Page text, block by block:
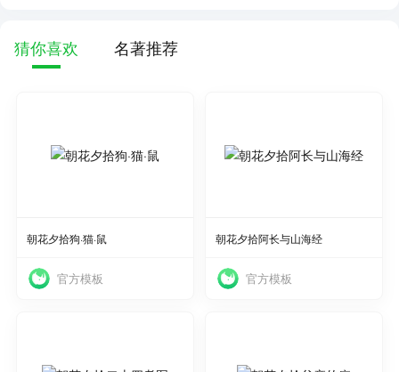
猜你喜欢 名著推荐
朝花夕拾狗·猫·鼠
官方模板
朝花夕拾阿长与山海经
官方模板